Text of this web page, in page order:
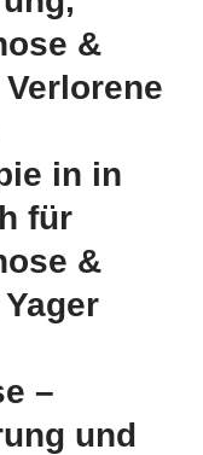
&
in in
für
&
–
und